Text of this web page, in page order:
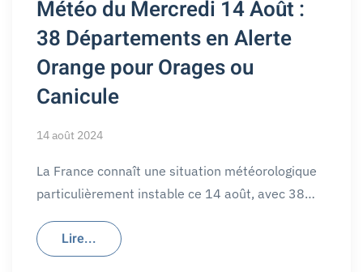
Météo du Mercredi 14 Août :
38 Départements en Alerte
Orange pour Orages ou
Canicule
14 août 2024
La France connaît une situation météorologique
particulièrement instable ce 14 août, avec 38…
Lire...